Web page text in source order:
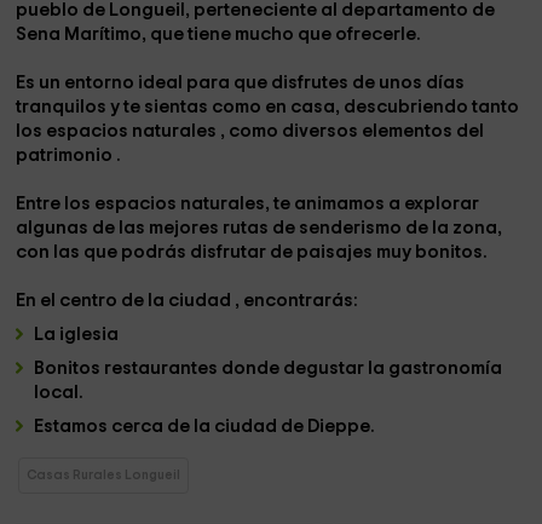
pueblo de Longueil, perteneciente al departamento de
Sena Marítimo, que tiene mucho que ofrecerle.
Es un entorno ideal para que disfrutes de unos días
tranquilos y te sientas como en casa, descubriendo tanto
los espacios naturales , como diversos elementos del
patrimonio .
Entre los espacios naturales, te animamos a explorar
algunas de las mejores rutas de senderismo de la zona,
con las que podrás disfrutar de paisajes muy bonitos.
En el centro de la ciudad , encontrarás:
La iglesia
Bonitos restaurantes donde degustar la gastronomía
local.
Estamos cerca de la ciudad de Dieppe.
Casas Rurales Longueil